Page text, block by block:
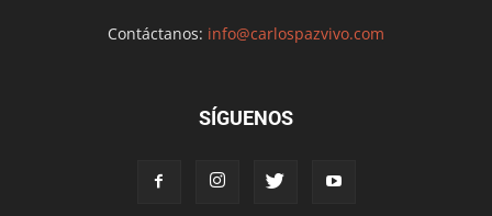
Contáctanos: info@carlospazvivo.com
SÍGUENOS